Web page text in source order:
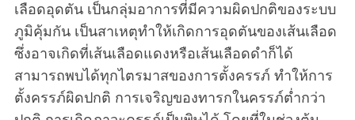
เลือดอุดตัน เป็นกลุ่มอาการที่มีความผิดปกติของระบบ
ภูมิคุ้มกัน เป็นสาเหตุทำให้เกิดการอุดตันของเส้นเลือด
ซึ่งอาจเกิดที่เส้นเลือดแดงหรือเส้นเลือดดำก็ได้
สามารถพบได้ทุกไตรมาสของการตั้งครรภ์ ทำให้การ
ตั้งครรภ์ผิดปกติ การเจริญของทารกในครรภ์ต่ำกว่า